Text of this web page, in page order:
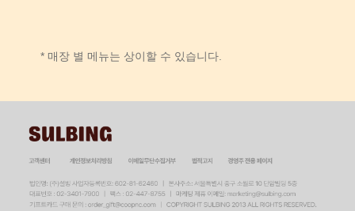
* 매장 별 메뉴는 상이할 수 있습니다.